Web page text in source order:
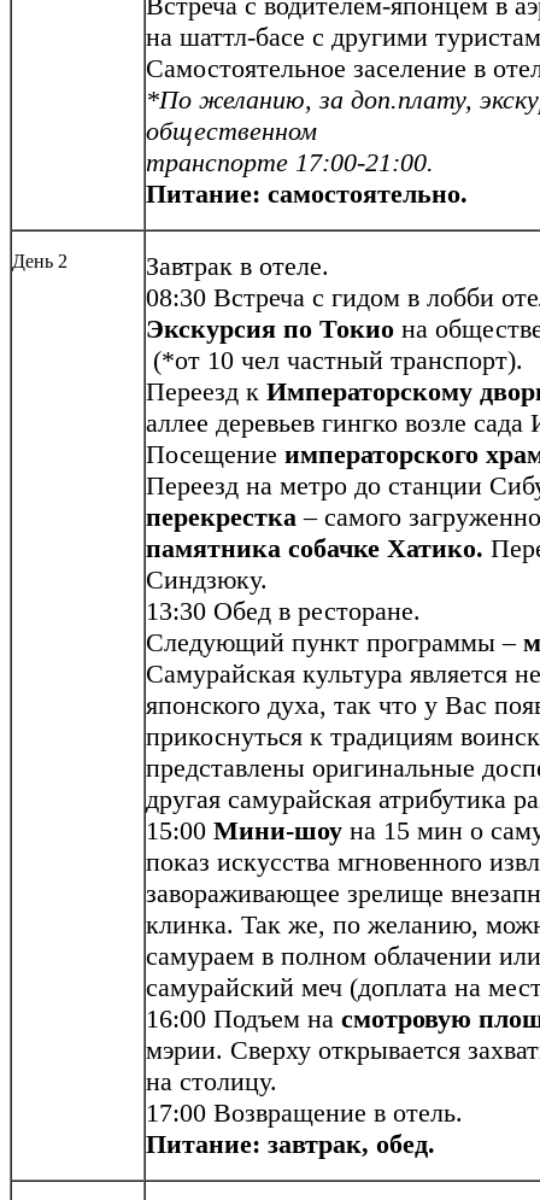
на шаттл-басе с другими
Самостоятельное заселение в
*По желанию, за доп.плату,
общественном
транспорте 17:00-21:00.
Питание: самостоятельно.
День 2
Завтрак в отеле.
08:30 Встреча с гидом в лобби
Экскурсия по Токио на
(*от 10 чел частный транспорт).
Переезд к Императорскому
аллее деревьев гингко возле
Посещение императорского
Переезд на метро до станции
перекрестка – самого
памятника собачке Хатико.
Синдзюку.
13:30 Обед в ресторане.
Следующий пункт программы –
Самурайская культура является
японского духа, так что у Вас
прикоснуться к традициям
представлены оригинальные
другая самурайская атрибутика
15:00 Мини-шоу на 15 мин о
показ искусства мгновенного
завораживающее зрелище
клинка. Так же, по желанию,
самураем в полном облачении
самурайский меч (доплата на
16:00 Подъем на смотровую
мэрии. Сверху открывается
на столицу.
17:00 Возвращение в отель.
Питание: завтрак, обед.